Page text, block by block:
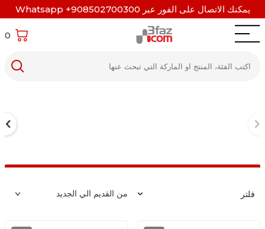
يمكنك الاتصال على الفور عبر Whatsapp +908502700300
0
فلتر